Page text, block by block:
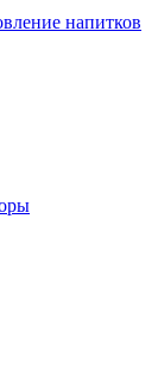
напитков